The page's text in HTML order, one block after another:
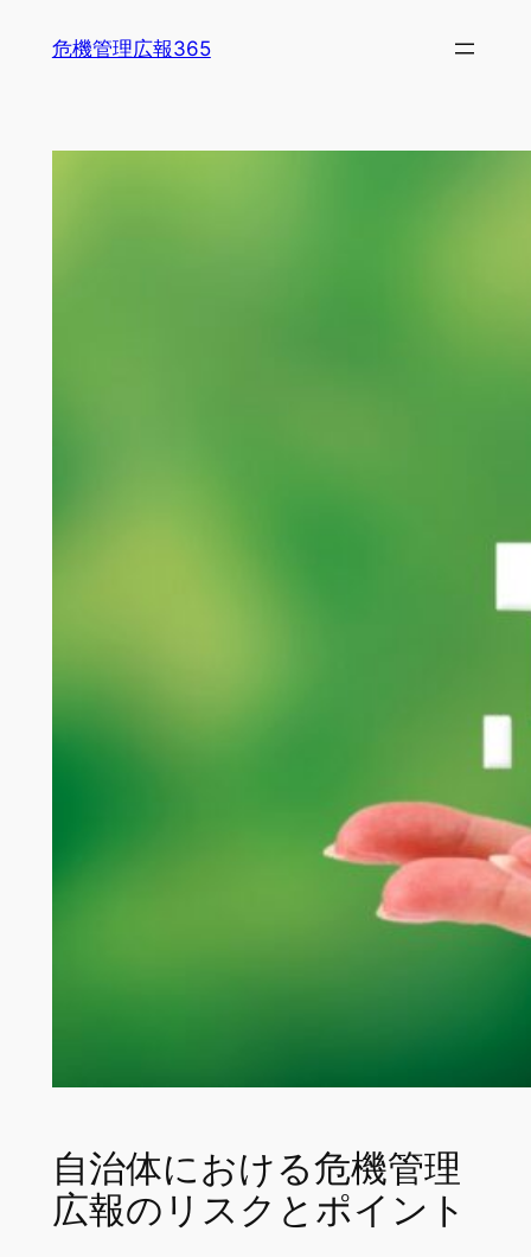
危機管理広報365
自治体における危機管理
広報のリスクとポイント